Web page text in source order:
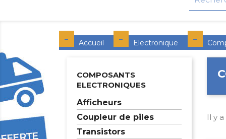
Accueil Electronique
COMPOSANTS
ELECTRONIQUES
Afficheurs
Coupleur de piles
Transistors
Il y